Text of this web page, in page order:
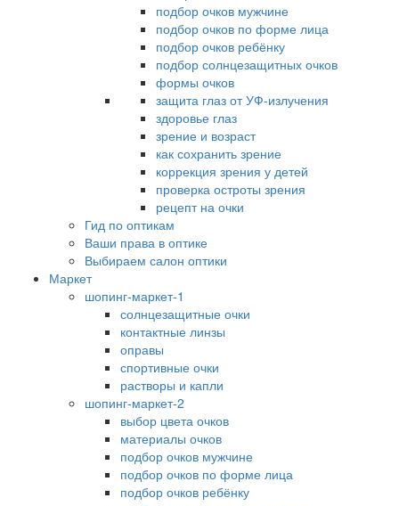
подбор очков мужчине
подбор очков по форме лица
подбор очков ребёнку
подбор солнцезащитных очков
формы очков
защита глаз от УФ-излучения
здоровье глаз
зрение и возраст
как сохранить зрение
коррекция зрения у детей
проверка остроты зрения
рецепт на очки
Гид по оптикам
Ваши права в оптике
Выбираем салон оптики
Маркет
шопинг-маркет-1
солнцезащитные очки
контактные линзы
оправы
спортивные очки
растворы и капли
шопинг-маркет-2
выбор цвета очков
материалы очков
подбор очков мужчине
подбор очков по форме лица
подбор очков ребёнку